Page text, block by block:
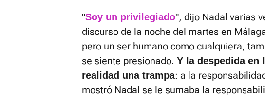
"Soy un privilegiado", dijo Nadal varias
discurso de la noche del martes en
pero un ser humano como cualquiera,
se siente presionado. Y la despedida en
realidad una trampa: a la
mostró Nadal se le sumaba la